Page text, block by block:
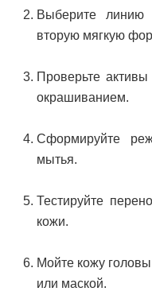
Выберите линию
вторую мягкую
Проверьте
окрашиванием.
Сформируйте
мытья.
Тестируйте
кожи.
Мойте кожу
или маской.